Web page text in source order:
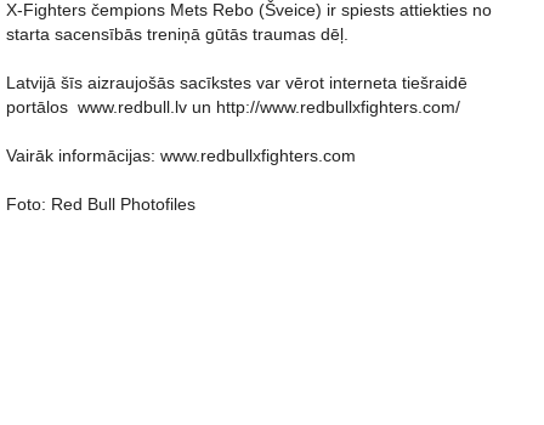
X-Fighters čempions Mets Rebo (Šveice) ir spiests attiekties no
starta sacensībās treniņā gūtās traumas dēļ.
Latvijā šīs aizraujošās sacīkstes var vērot interneta tiešraidē
portālos www.redbull.lv un http://www.redbullxfighters.com/
Vairāk informācijas: www.redbullxfighters.com
Foto: Red Bull Photofiles